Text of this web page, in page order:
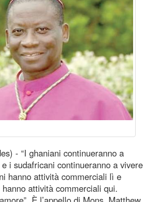
- “I ghaniani continueranno a
i sudafricani continueranno a vivere
hanno attività commerciali lì e
attività commerciali qui.